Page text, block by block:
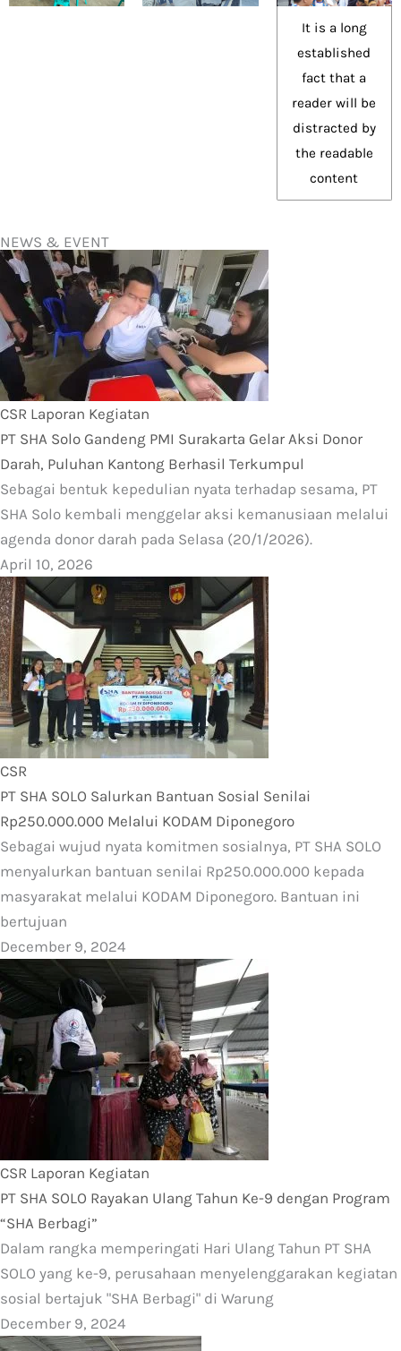
It is a long
established
fact that a
reader will be
distracted by
the readable
content
NEWS & EVENT
CSR Laporan Kegiatan
PT SHA Solo Gandeng PMI Surakarta Gelar Aksi Donor
Darah, Puluhan Kantong Berhasil Terkumpul
Sebagai bentuk kepedulian nyata terhadap sesama, PT
SHA Solo kembali menggelar aksi kemanusiaan melalui
agenda donor darah pada Selasa (20/1/2026).
April 10, 2026
CSR
PT SHA SOLO Salurkan Bantuan Sosial Senilai
Rp250.000.000 Melalui KODAM Diponegoro
Sebagai wujud nyata komitmen sosialnya, PT SHA SOLO
menyalurkan bantuan senilai Rp250.000.000 kepada
masyarakat melalui KODAM Diponegoro. Bantuan ini
bertujuan
December 9, 2024
CSR Laporan Kegiatan
PT SHA SOLO Rayakan Ulang Tahun Ke-9 dengan Program
“SHA Berbagi”
Dalam rangka memperingati Hari Ulang Tahun PT SHA
SOLO yang ke-9, perusahaan menyelenggarakan kegiatan
sosial bertajuk "SHA Berbagi" di Warung
December 9, 2024